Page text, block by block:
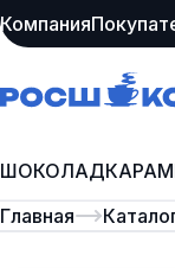
Компания
ШОКОЛАД
Главная